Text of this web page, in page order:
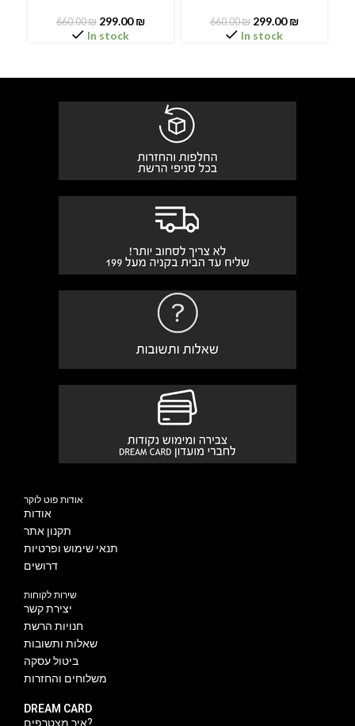
660.00₪ 299.00₪
In stock
660.00₪ 299.00₪
In stock
אודות פוט לוקר
אודות
תקנון אתר
תנאי שימוש ופרטיות
דרושים
שירות לקוחות
יצירת קשר
חנויות הרשת
שאלות ותשובות
ביטול עסקה
משלוחים והחזרות
DREAM CARD
איך מצטרפים?